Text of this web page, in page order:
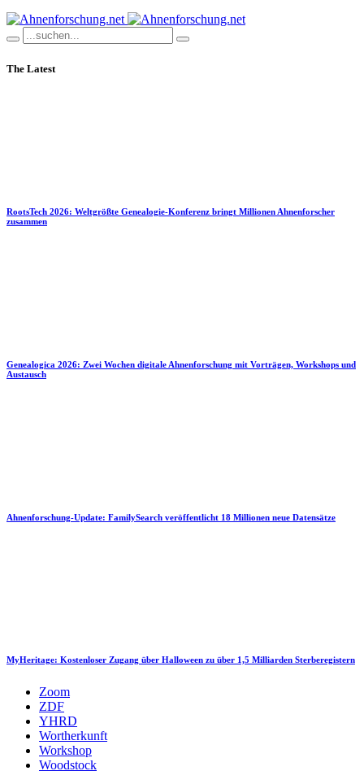
The Latest
RootsTech 2026: Weltgrößte Genealogie-Konferenz bringt Millionen Ahnenforscher
zusammen
Genealogica 2026: Zwei Wochen digitale Ahnenforschung mit Vorträgen, Workshops und
Austausch
Ahnenforschung-Update: FamilySearch veröffentlicht 18 Millionen neue Datensätze
MyHeritage: Kostenloser Zugang über Halloween zu über 1,5 Milliarden Sterberegistern
Zoom
ZDF
YHRD
Wortherkunft
Workshop
Woodstock